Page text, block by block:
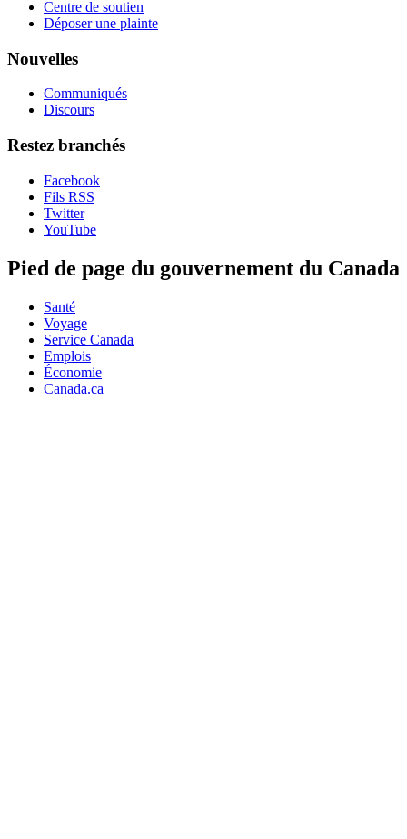
Centre de soutien
Déposer une plainte
Nouvelles
Communiqués
Discours
Restez branchés
Facebook
Fils RSS
Twitter
YouTube
Pied de page du gouvernement du Canada
Santé
Voyage
Service Canada
Emplois
Économie
Canada.ca